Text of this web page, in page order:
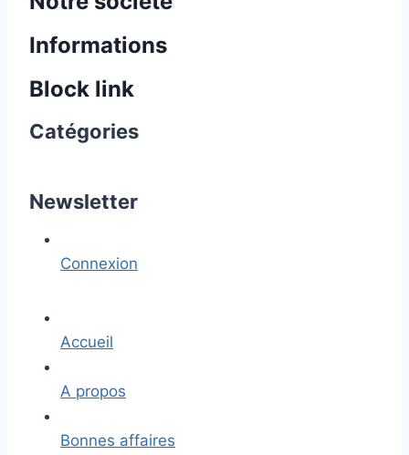
Informations
Block link
Catégories
Newsletter
Connexion
Accueil
A propos
Bonnes affaires